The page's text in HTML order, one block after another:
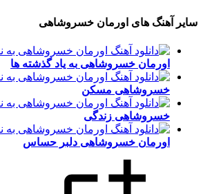
سایر آهنگ های اورمان خسروشاهی
اورمان خسروشاهی به یاد گذشته ها
خسروشاهی مسکن
خسروشاهی زندگی
اورمان خسروشاهی دلبر حساس